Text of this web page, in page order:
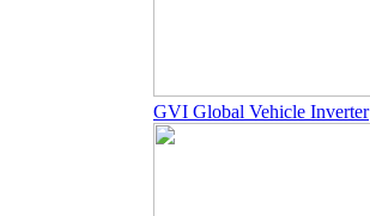
GVI Global Vehicle Inverter